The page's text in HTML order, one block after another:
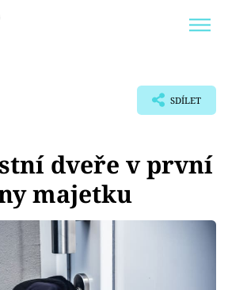
SDÍLET
dveře v první
majetku